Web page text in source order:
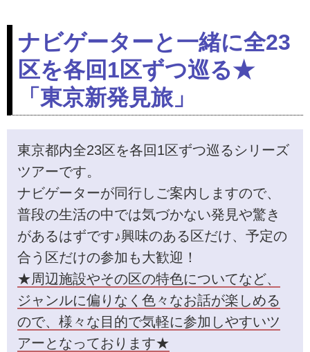
ナビゲーターと一緒に全23
区を各回1区ずつ巡る★
「東京新発見旅」
東京都内全23区を各回1区ずつ巡るシリーズ
ツアーです。
ナビゲーターが同行しご案内しますので、
普段の生活の中では気づかない発見や驚き
があるはずです♪興味のある区だけ、予定の
合う区だけの参加も大歓迎！
★周辺施設やその区の特色についてなど、
ジャンルに偏りなく色々なお話が楽しめる
ので、様々な目的で気軽に参加しやすいツ
アーとなっております★